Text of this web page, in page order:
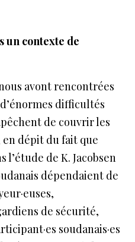
un contexte de
avont rencontrées
difficultés
de couvrir les
dépit du fait que
de K. Jacobsen
dépendaient de
de sécurité,
soudanais·es